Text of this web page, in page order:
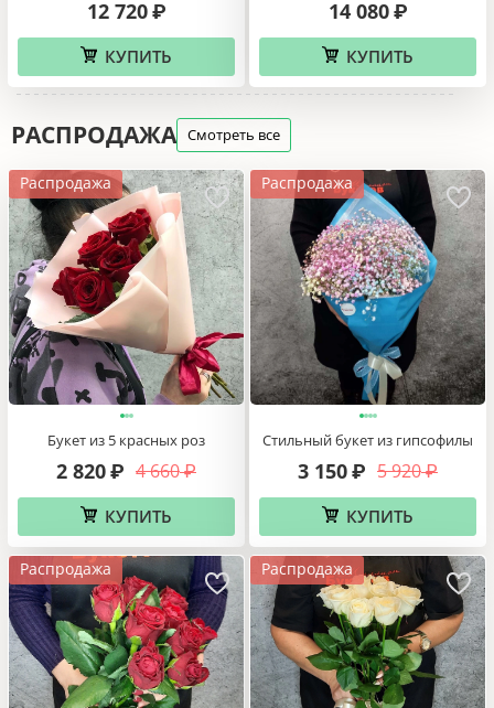
12 720 ₽
КУПИТЬ
14 080 ₽
КУПИТЬ
РАСПРОДАЖА Смотреть все
Распродажа
Букет из 5 красных роз
4 660 ₽
2 820₽
КУПИТЬ
Распродажа
Стильный букет из гипсофилы
5 920 ₽
3 150₽
КУПИТЬ
Распродажа Распродажа